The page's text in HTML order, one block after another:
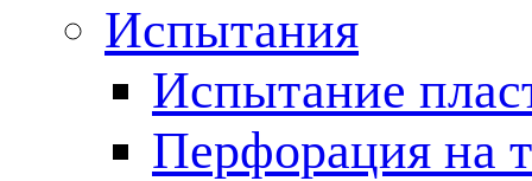
Испытания
Испытание
Перфорация на